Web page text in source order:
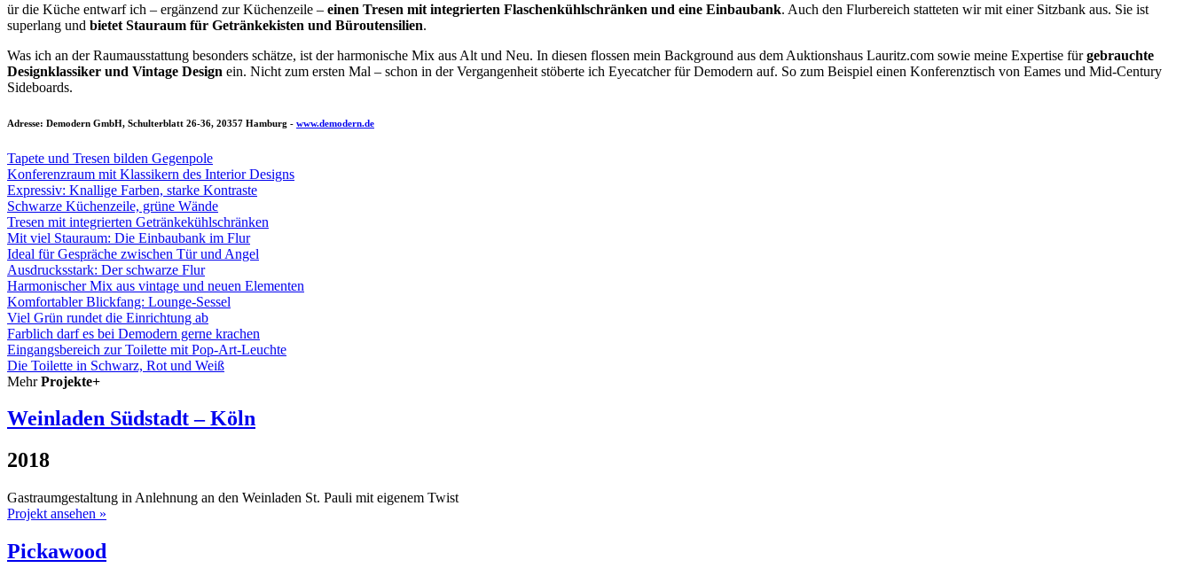
ür die Küche entwarf ich – ergänzend zur Küchenzeile – einen Tresen mit integrierten Flaschenkühlschränken und eine Einbaubank. Auch den Flurbereich statteten wir mit einer Sitzbank aus. Sie ist
superlang und bietet Stauraum für Getränkekisten und Büroutensilien.
Was ich an der Raumausstattung besonders schätze, ist der harmonische Mix aus Alt und Neu. In diesen flossen mein Background aus dem Auktionshaus Lauritz.com sowie meine Expertise fürgebrauchte
Designklassiker und Vintage Design ein. Nicht zum ersten Mal – schon in der Vergangenheit stöberte ich Eyecatcher für Demodern auf. So zum Beispiel einen Konferenztisch von Eames und Mid-Century
Sideboards.
Adresse: Demodern GmbH, Schulterblatt 26-36, 20357 Hamburg - www.demodern.de
Tapete und Tresen bilden Gegenpole
Konferenzraum mit Klassikern des Interior Designs
Expressiv: Knallige Farben, starke Kontraste
Schwarze Küchenzeile, grüne Wände
Tresen mit integrierten Getränkekühlschränken
Mit viel Stauraum: Die Einbaubank im Flur
Ideal für Gespräche zwischen Tür und Angel
Ausdrucksstark: Der schwarze Flur
Harmonischer Mix aus vintage und neuen Elementen
Komfortabler Blickfang: Lounge-Sessel
Viel Grün rundet die Einrichtung ab
Farblich darf es bei Demodern gerne krachen
Eingangsbereich zur Toilette mit Pop-Art-Leuchte
Die Toilette in Schwarz, Rot und Weiß
MehrProjekte+
Weinladen Südstadt – Köln
2018
Gastraumgestaltung in Anlehnung an den Weinladen St. Pauli mit eigenem Twist
Projekt ansehen »
Pickawood